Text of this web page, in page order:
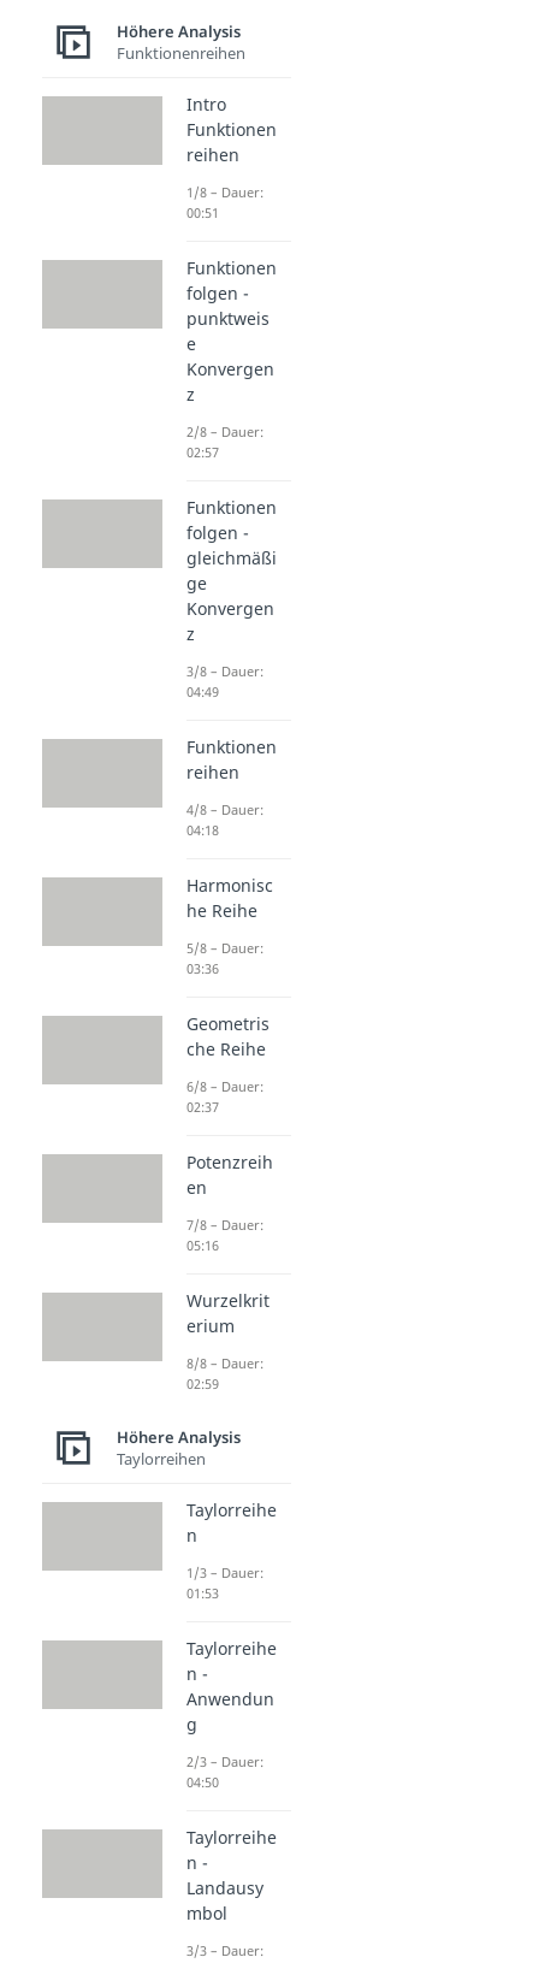
Höhere Analysis
Funktionenreihen
Intro
Funktionen
reihen
1/8 – Dauer:
00:51
Funktionen
folgen -
punktweis
e
Konvergen
z
2/8 – Dauer:
02:57
Funktionen
folgen -
gleichmäßi
ge
Konvergen
z
3/8 – Dauer:
04:49
Funktionen
reihen
4/8 – Dauer:
04:18
Harmonisc
he Reihe
5/8 – Dauer:
03:36
Geometris
che Reihe
6/8 – Dauer:
02:37
Potenzreih
en
7/8 – Dauer:
05:16
Wurzelkrit
erium
8/8 – Dauer:
02:59
Höhere Analysis
Taylorreihen
Taylorreihe
n
1/3 – Dauer:
01:53
Taylorreihe
n -
Anwendun
g
2/3 – Dauer:
04:50
Taylorreihe
n -
Landausy
mbol
3/3 – Dauer: